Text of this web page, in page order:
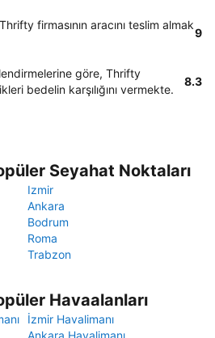
firmasının aracını teslim almak
9
göre, Thrifty
bedelin karşılığını vermekte.
8.3
Seyahat Noktaları
Izmir
Ankara
Bodrum
Roma
Trabzon
Havaalanları
İzmir Havalimanı
Ankara Havalimanı